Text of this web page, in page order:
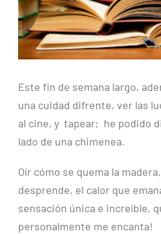
Este fin de semana largo,
una cuidad difrente, ver las
al cine, y tapear; he podido
lado de una chimenea.
Oír cómo se quema la
desprende, el calor que
sensación única e increíble,
personalmente me encanta!